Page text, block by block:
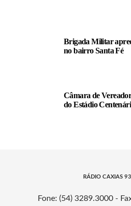
Brigada Militar
no bairro Santa Fé
Câmara de
do Estádio
RÁDIO CAXIAS
Fone: (54) 3289.3000 -